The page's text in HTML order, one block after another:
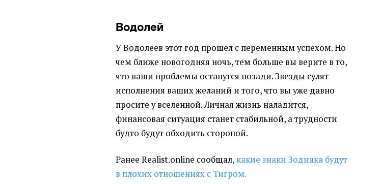
Водолей
У Водолеев этот год прошел с переменным успехом. Но
чем ближе новогодняя ночь, тем больше вы верите в то,
что ваши проблемы останутся позади. Звезды сулят
исполнения ваших желаний и того, что вы уже давно
просите у вселенной. Личная жизнь наладится,
финансовая ситуация станет стабильной, а трудности
будто будут обходить стороной.
Ранее Realist.online сообщал, какие знаки Зодиака будут
в плохих отношениях с Тигром.